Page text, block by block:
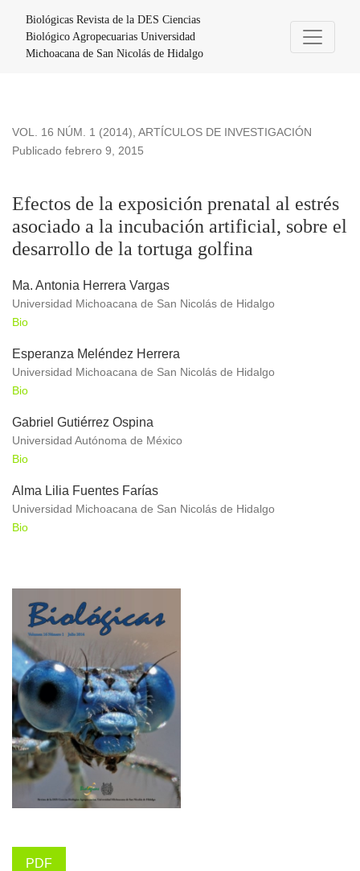
Biológicas Revista de la DES Ciencias
Biológico Agropecuarias Universidad
Michoacana de San Nicolás de Hidalgo
VOL. 16 NÚM. 1 (2014), ARTÍCULOS DE INVESTIGACIÓN
Efectos de la exposición prenatal al estrés
asociado a la incubación artificial, sobre el
desarrollo de la tortuga golfina
Publicado febrero 9, 2015
Ma. Antonia Herrera Vargas
Universidad Michoacana de San Nicolás de Hidalgo
Bio
Esperanza Meléndez Herrera
Universidad Michoacana de San Nicolás de Hidalgo
Bio
Gabriel Gutiérrez Ospina
Universidad Autónoma de México
Bio
Alma Lilia Fuentes Farías
Universidad Michoacana de San Nicolás de Hidalgo
Bio
PDF